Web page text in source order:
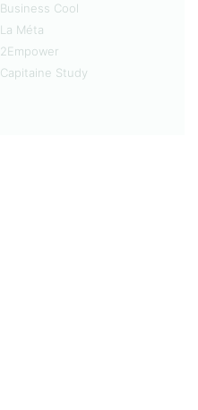
Business Cool
La Méta
2Empower
Capitaine Study